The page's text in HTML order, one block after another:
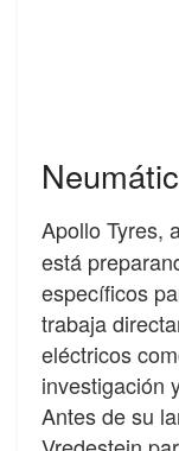
Apollo Tyres,
está
específicos
trabaja
eléctricos
investigación
Antes de su